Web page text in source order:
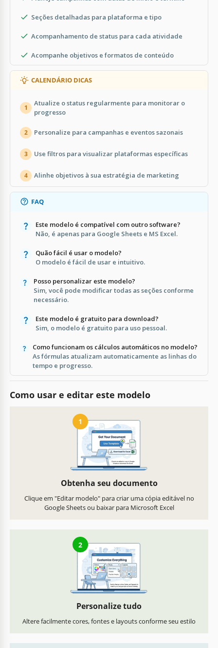
Seções detalhadas para plataforma e tipo
Acompanhamento de status para cada atividade
Acompanhe objetivos e formatos de conteúdo
CALENDÁRIO DICAS
1
Atualize o status regularmente para monitorar o
progresso
2 Personalize para campanhas e eventos sazonais
3 Use filtros para visualizar plataformas específicas
4 Alinhe objetivos à sua estratégia de marketing
FAQ
Este modelo é compatível com outro software?
Não, é apenas para Google Sheets e MS Excel.
Quão fácil é usar o modelo?
O modelo é fácil de usar e intuitivo.
Posso personalizar este modelo?
Sim, você pode modificar todas as seções conforme
necessário.
Este modelo é gratuito para download?
Sim, o modelo é gratuito para uso pessoal.
Como funcionam os cálculos automáticos no modelo?
As fórmulas atualizam automaticamente as linhas do
tempo e progresso.
Como usar e editar este modelo
1
Obtenha seu documento
Clique em "Editar modelo" para criar uma cópia editável no
Google Sheets ou baixar para Microsoft Excel
2
Personalize tudo
Altere facilmente cores, fontes e layouts conforme seu estilo